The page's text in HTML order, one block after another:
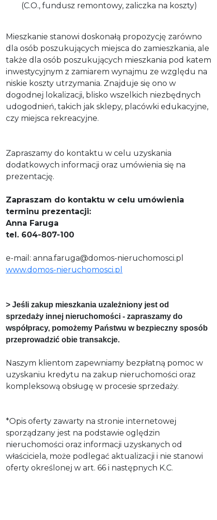
(C.O., fundusz remontowy, zaliczka na koszty)
Mieszkanie stanowi doskonałą propozycję zarówno
dla osób poszukujących miejsca do zamieszkania, ale
także dla osób poszukujących mieszkania pod katem
inwestycyjnym z zamiarem wynajmu ze względu na
niskie koszty utrzymania. Znajduje się ono w
dogodnej lokalizacji, blisko wszelkich niezbędnych
udogodnień, takich jak sklepy, placówki edukacyjne,
czy miejsca rekreacyjne.
Zapraszamy do kontaktu w celu uzyskania
dodatkowych informacji oraz umówienia się na
prezentację.
Zapraszam do kontaktu w celu umówienia
terminu prezentacji:
Anna Faruga
tel. 604-807-100
e-mail: anna.faruga@domos-nieruchomosci.pl
www.domos-nieruchomosci.pl
> Jeśli zakup mieszkania uzależniony jest od
sprzedaży innej nieruchomości - zapraszamy do
współpracy, pomożemy Państwu w bezpieczny sposób
przeprowadzić obie transakcje.
Naszym klientom zapewniamy bezpłatną pomoc w
uzyskaniu kredytu na zakup nieruchomości oraz
kompleksową obsługę w procesie sprzedaży.
*Opis oferty zawarty na stronie internetowej
sporządzany jest na podstawie oględzin
nieruchomości oraz informacji uzyskanych od
właściciela, może podlegać aktualizacji i nie stanowi
oferty określonej w art. 66 i następnych K.C.